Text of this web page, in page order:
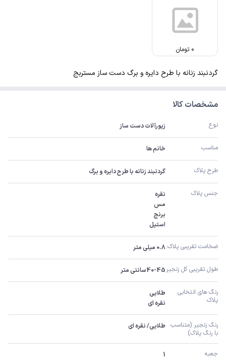
0 تومان
گردنبند زنانه با طرح دایره و برگ دست ساز مستربج
مشخصات کالا
نوع زیورآلات دست ساز
مناسب خانم ها
طرح پلاک گردنبند زنانه با طرح دایره و برگ
جنس پلاک
استیل
ضخامت تقریبی پلاک 0.8 میلی متر
طول تقریبی کل زنجیر 40-45سانتی متر
پلاک
نقره ای
با رنگ پلاک)
طلایی/ نقره ای
جعبه 1